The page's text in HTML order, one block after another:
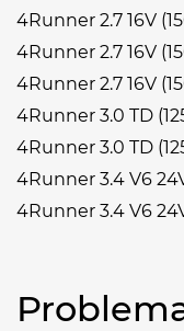
4Runner 2.7 16V
4Runner 2.7 16V
4Runner 2.7 16V
4Runner 3.0 TD
4Runner 3.0 TD
4Runner 3.4 V6
4Runner 3.4 V6